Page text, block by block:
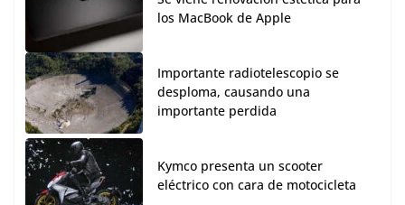
los MacBook de Apple
Importante radiotelescopio se
desploma, causando una
importante perdida
Kymco presenta un scooter
eléctrico con cara de motocicleta